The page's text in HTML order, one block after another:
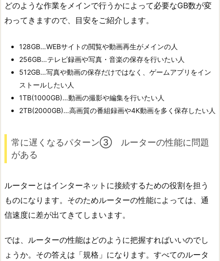
どのような作業をメインで行うかによって必要なGB数が変
わってきますので、目安をご紹介します。
128GB…WEBサイトの閲覧や動画再生がメインの人
256GB…テレビ録画や写真・音楽の保存を行いたい人
512GB…写真や動画の保存だけではなく、ゲームアプリをイン
ストールしたい人
1TB(1000GB)…動画の撮影や編集を行いたい人
2TB(2000GB)…高画質の番組録画や4K動画を多く保存したい人
常に遅くなるパターン③ ルーターの性能に問題
がある
ルーターとはインターネットに接続するための役割を担う
ものになります。そのためルーターの性能によっては、通
信速度に差が出てきてしまいます。
では、ルーターの性能はどのように把握すればいいのでし
ょうか。その答えは「規格」になります。すべてのルータ